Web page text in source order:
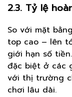
2.3. Tỷ lệ
So với mặt
top cao – lên
giới hạn số
đặc biệt ở các
với thị trường
chơi lâu dài.